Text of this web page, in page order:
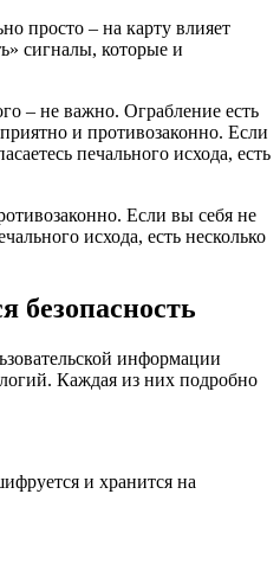
просто – на карту влияет
сигналы, которые и
– не важно. Ограбление есть
и противозаконно. Если
печального исхода, есть
Если вы себя не
исхода, есть несколько
безопасность
информации
Каждая из них подробно
и хранится на